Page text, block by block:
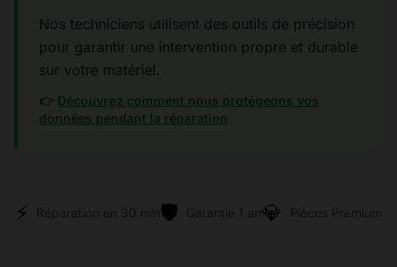
Nos techniciens utilisent des outils de précision
pour garantir une intervention propre et durable
sur votre matériel.
👉 Découvrez comment nous protégeons vos
données pendant la réparation
⚡ Réparation en 30 min🛡️ Garantie 1 an💎 Pièces Premium